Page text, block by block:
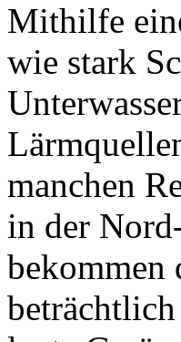
Mithilfe
wie stark
manchen
in der
bekommen